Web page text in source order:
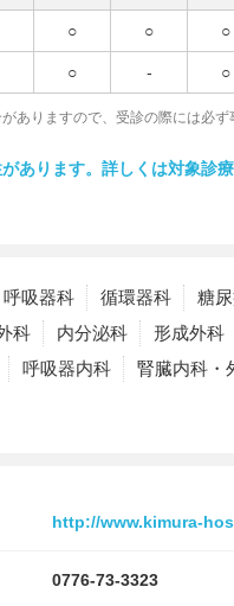
○ ○ ○
○ - ○
ありますので、受診の際には必
あります。詳しくは対象診
呼吸器科 循環器科
糖
科 内分泌科
形成外科
呼吸器内科 腎臓内科・
http://www.kimura-
0776-73-3323